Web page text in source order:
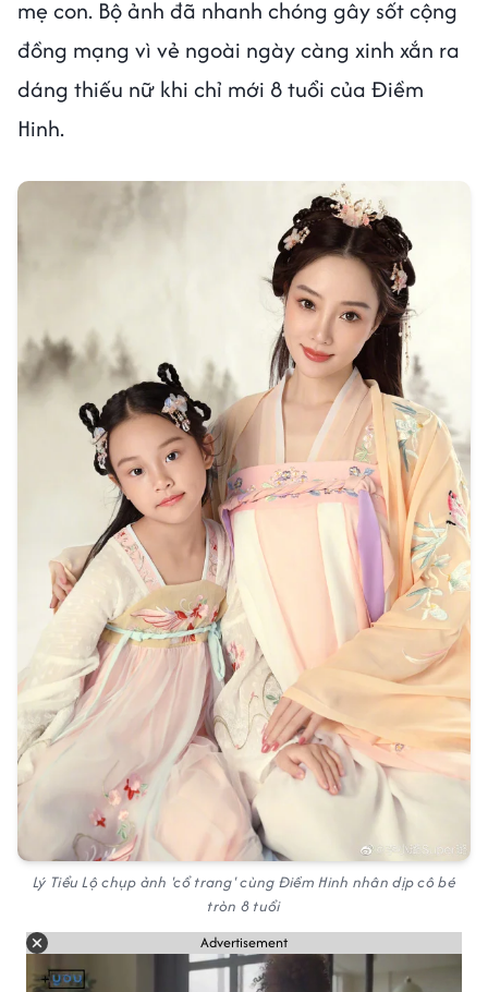
mẹ con. Bộ ảnh đã nhanh chóng gây sốt cộng
đồng mạng vì vẻ ngoài ngày càng xinh xắn ra
dáng thiếu nữ khi chỉ mới 8 tuổi của Điềm
Hinh.
Lý Tiểu Lộ chụp ảnh 'cổ trang' cùng Điềm Hinh nhân dịp cô bé
tròn 8 tuổi
Advertisement